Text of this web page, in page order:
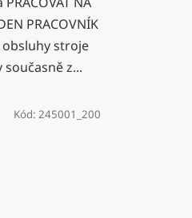
PRACOVNÍK
obsluhy stroje
z...
Kód: 245001_200